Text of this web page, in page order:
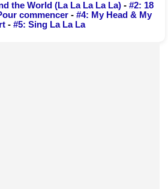
the World (La La La La La) - #2: 18
commencer - #4: My Head & My
- #5: Sing La La La